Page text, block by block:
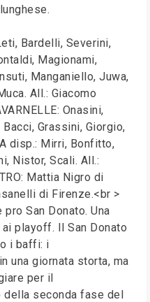
Bardelli, Severini,
Magionami,
Manganiello, Juwa,
All.: Giacomo
Onasini,
Grassini, Giorgio,
disp.: Mirri, Bonfitto,
Nistor, Scali. All.:
Mattia Nigro di
di Firenze.<br >
San Donato. Una
playoff. Il San Donato
i baffi: i
una giornata storta, ma
per il
della seconda fase del